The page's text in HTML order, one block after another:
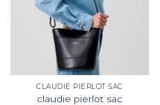
CLAUDIE PIERLOT SAC
claudie pierlot sac